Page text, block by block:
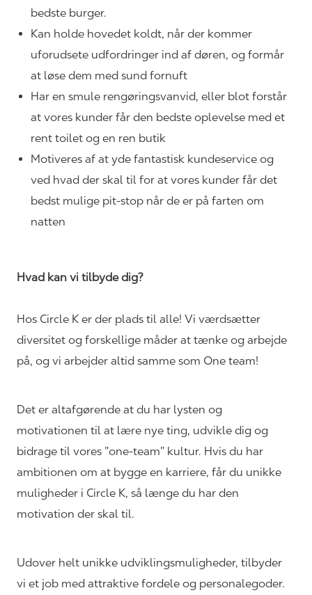
bedste burger.
Kan holde hovedet koldt, når der kommer
uforudsete udfordringer ind af døren, og formår
at løse dem med sund fornuft
Har en smule rengøringsvanvid, eller blot forstår
at vores kunder får den bedste oplevelse med et
rent toilet og en ren butik
Motiveres af at yde fantastisk kundeservice og
ved hvad der skal til for at vores kunder får det
bedst mulige pit-stop når de er på farten om
natten
Hvad kan vi tilbyde dig?
Hos Circle K er der plads til alle! Vi værdsætter
diversitet og forskellige måder at tænke og arbejde
på, og vi arbejder altid samme som One team!
Det er altafgørende at du har lysten og
motivationen til at lære nye ting, udvikle dig og
bidrage til vores ”one-team” kultur. Hvis du har
ambitionen om at bygge en karriere, får du unikke
muligheder i Circle K, så længe du har den
motivation der skal til.
Udover helt unikke udviklingsmuligheder, tilbyder
vi et job med attraktive fordele og personalegoder.